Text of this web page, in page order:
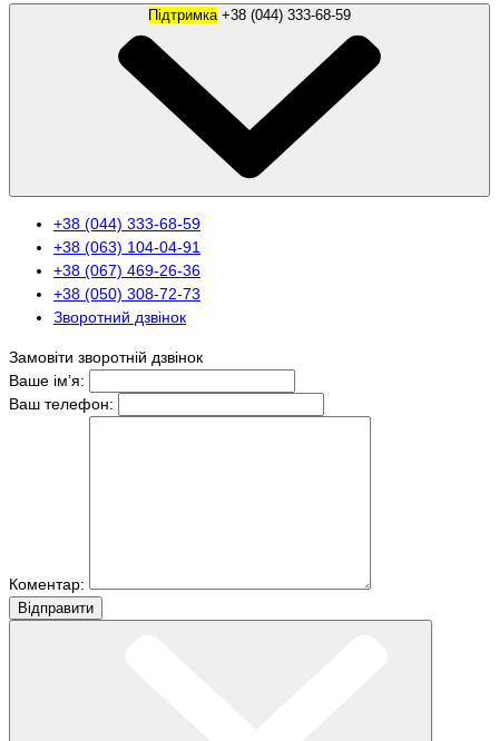
Підтримка
+38 (044) 333-68-59
+38 (063) 104-04-91
+38 (067) 469-26-36
+38 (050) 308-72-73
Зворотний дзвінок
Замовіти зворотній дзвінок
Ваше ім’я:
Ваш телефон:
Коментар:
Вiдправити